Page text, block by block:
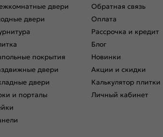
двери
двери
покрытия
двери
двери
и порталы
Обратная связь
Оплата
Рассрочка и кредит
Блог
Новинки
Акции и скидки
Калькулятор плитки
Личный кабинет